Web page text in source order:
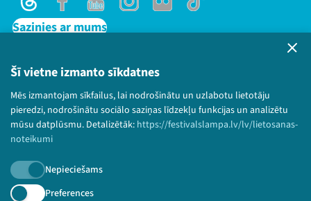
Šī vietne izmanto sīkdatnes
Mēs izmantojam sīkfailus, lai nodrošinātu un uzlabotu lietotāju
pieredzi, nodrošinātu sociālo saziņas līdzekļu funkcijas un analizētu
mūsu datplūsmu. Detalizētāk: https://festivalslampa.lv/lv/lietosanas-
noteikumi
Nepieciešams
Preferences
ThreadsFacebookYoutubeInstagram
Flick TikTok
Sazinies ar mums
Lietošanas noteikumi un sīkdatņu politika
Bērnu aizsardzības politika
© 2026 Sarunu festivāls LAMPA Visas tiesības
paturētas.
Piesakies jaunumiem!